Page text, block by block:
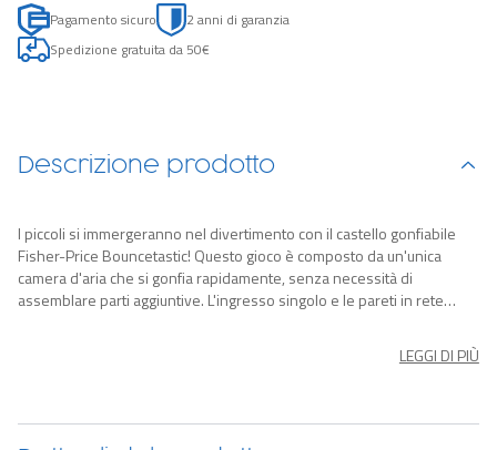
Pagamento sicuro
2 anni di garanzia
Spedizione gratuita da 50€
Descrizione prodotto
I piccoli si immergeranno nel divertimento con il castello gonfiabile
Fisher-Price Bouncetastic! Questo gioco è composto da un'unica
camera d'aria che si gonfia rapidamente, senza necessità di
assemblare parti aggiuntive. L'ingresso singolo e le pareti in rete
offrendo ore e ore di divertimento durante tutto l'anno. Non solo i
LEGGI DI PIÙ